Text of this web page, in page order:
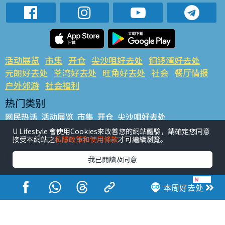
本周好去处
活动展览 市集 开仓 尖沙咀好去处 铜锣湾好去处
元朗好去处 荃湾好去处 旺角好去处 社会 餐厅情报
户外郊游 社会福利
热门类别
网民热话 活动展览 市集 开仓 尖沙咀好去处
铜锣湾好去处 元朗好去处 荃湾好去处 旺角好去处 社会
餐厅情报 户外郊游
热门标签
#UGO揾好去处 #人气活动推介 #美食社群热话
#亲子玩乐好去处
#ULifestyle应用程式
#限时抢
#UJetso礼物放送
#ULifestyle商户中心 #著数 #网络热话
U Lifestyle 會使用Cookies來改善您的網站體驗，請確定您同意
接受本網站之私隱政策和使用條款才可繼續瀏覽。
我已閱讀及同意